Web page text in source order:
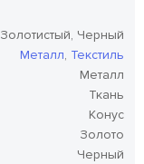
Золотистый, Черный
Металл, Текстиль
Металл
Ткань
Конус
Золото
Черный